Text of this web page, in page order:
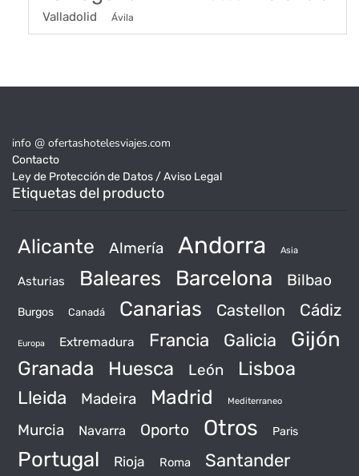
Valladolid Ávila
info @ ofertashotelesviajes.com
Contacto
Ley de Protección de Datos / Aviso Legal
Etiquetas del producto
Alicante Almería Andorra Asia
Asturias Baleares Barcelona Bilbao
Burgos Canadá Canarias Castellon Cádiz
Europa Extremadura Francia Galicia Gijón
Granada Huesca León Lisboa
Lleida Madeira Madrid Mediterraneo
Murcia Navarra Oporto Otros Paris
Portugal Rioja Roma Santander